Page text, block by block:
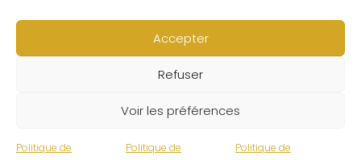
Accepter
Refuser
Voir les préférences
Politique de Politique de Politique de
Un problème ? Une question ? Le Refuge du Sorcier™ est
à votre disposition 7j/7 et 24h/24.
Notre règle d’or ? Un client 100% satisfait.
© Le Refuge du Sorcier™